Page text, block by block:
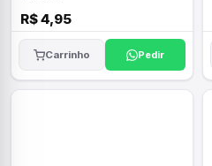
R$ 4,95
Carrinho Pedir